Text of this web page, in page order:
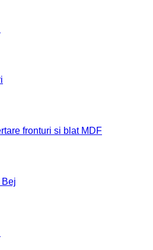
fronturi si blat MDF
Bej